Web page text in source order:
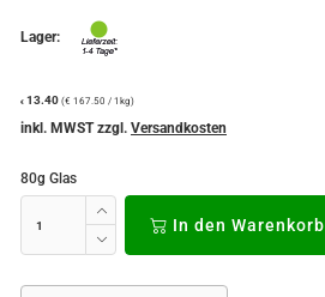
Lager:
€ 13.40 (€ 167.50 / 1kg)
inkl. MWST zzgl. Versandkosten
80g Glas
In den Warenkorb